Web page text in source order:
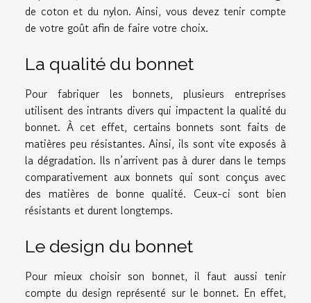
de coton et du nylon. Ainsi, vous devez tenir compte
de votre goût afin de faire votre choix.
La qualité du bonnet
Pour fabriquer les bonnets, plusieurs entreprises
utilisent des intrants divers qui impactent la qualité du
bonnet. À cet effet, certains bonnets sont faits de
matières peu résistantes. Ainsi, ils sont vite exposés à
la dégradation. Ils n’arrivent pas à durer dans le temps
comparativement aux bonnets qui sont conçus avec
des matières de bonne qualité. Ceux-ci sont bien
résistants et durent longtemps.
Le design du bonnet
Pour mieux choisir son bonnet, il faut aussi tenir
compte du design représenté sur le bonnet. En effet,